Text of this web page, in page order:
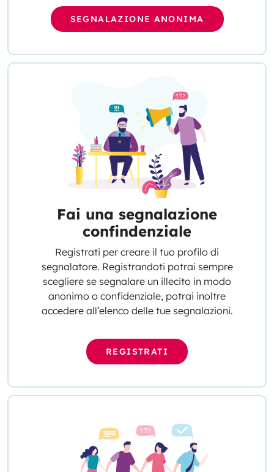
SEGNALAZIONE ANONIMA
Fai una segnalazione
confindenziale
Registrati per creare il tuo profilo di
segnalatore. Registrandoti potrai sempre
scegliere se segnalare un illecito in modo
anonimo o confidenziale, potrai inoltre
accedere all’elenco delle tue segnalazioni.
REGISTRATI